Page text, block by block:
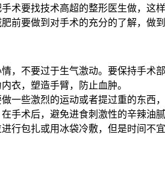
术要找技术高超的整形医生做，这
前要做到对手术的充分的了解，做到
，不要过于生气激动。要保持手术
衣，塑造手臂，防止血肿。
一些激烈的运动或者提过重的东西
手术后，避免进食刺激性的辛辣油
行包扎或用冰袋冷敷，但是时间不